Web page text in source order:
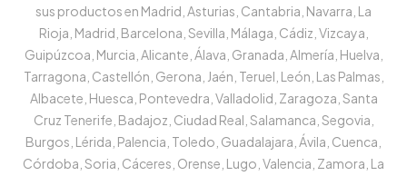
sus productos en Madrid, Asturias, Cantabria, Navarra, La
Rioja, Madrid, Barcelona, Sevilla, Málaga, Cádiz, Vizcaya,
Guipúzcoa, Murcia, Alicante, Álava, Granada, Almería, Huelva,
Tarragona, Castellón, Gerona, Jaén, Teruel, León, Las Palmas,
Albacete, Huesca, Pontevedra, Valladolid, Zaragoza, Santa
Cruz Tenerife, Badajoz, Ciudad Real, Salamanca, Segovia,
Burgos, Lérida, Palencia, Toledo, Guadalajara, Ávila, Cuenca,
Córdoba, Soria, Cáceres, Orense, Lugo, Valencia, Zamora, La